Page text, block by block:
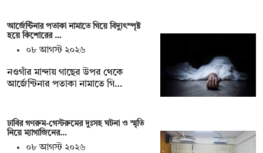
আর্জেন্টিনার পতাকা নামাতে গিয়ে বিদ্যুৎস্পৃষ্ট
হয়ে কিশোরের …
০৮ আগস্ট ২০২৬
নওগাঁর মান্দায় গাছের উপর থেকে
আর্জেন্টিনার পতাকা নামাতে গি…
ঢাবির গণরুম-গেস্টরুমের দুঃসহ ঘটনা ও স্মৃতি
নিয়ে ম্যাগাজিনের…
০৮ আগস্ট ২০২৬